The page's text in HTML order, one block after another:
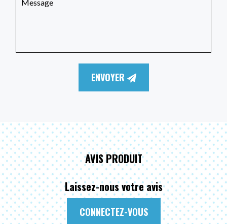
ENVOYER
AVIS PRODUIT
Laissez-nous votre avis
CONNECTEZ-VOUS